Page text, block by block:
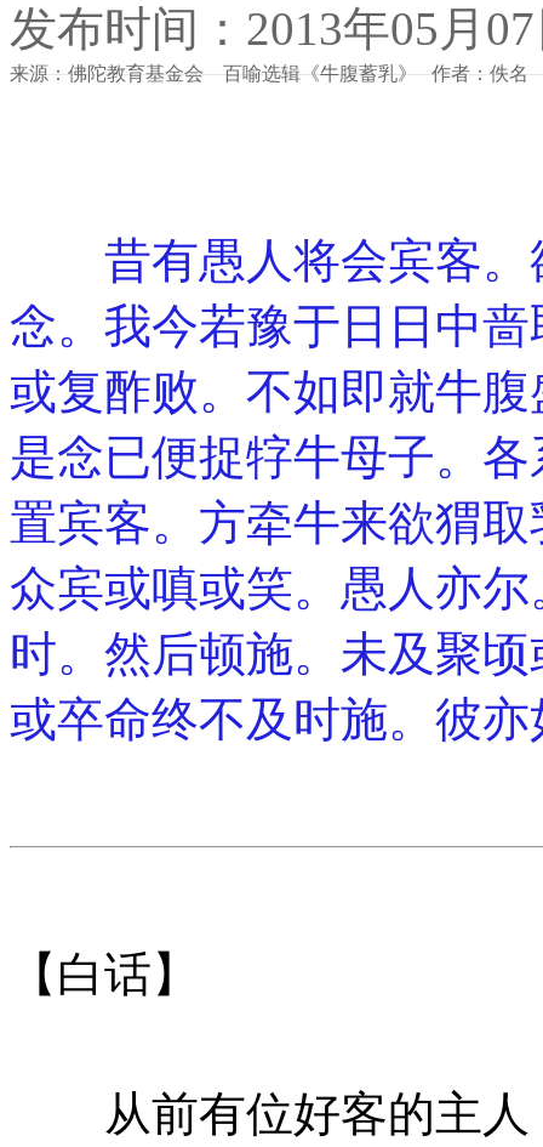
发布时间：2013年05月
来源：佛陀教育基金会 百喻选辑《牛腹蓄乳》 作者：佚名
昔有愚人将会宾客。
念。我今若豫于日日中
或复酢败。不如即就牛
是念已便捉牸牛母子。
置宾客。方牵牛来欲猬
众宾或嗔或笑。愚人亦
时。然后顿施。未及聚
或卒命终不及时施。彼亦
【白话】
从前有位好客的主人